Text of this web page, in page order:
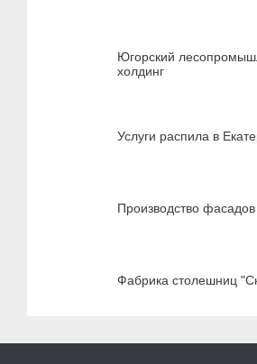
Югорский
холдинг
Услуги распила в
Производство фасадов
Фабрика столешниц